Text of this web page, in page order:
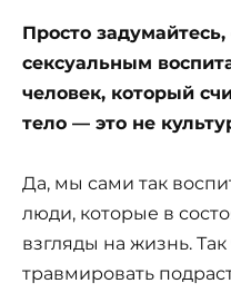
Просто
сексуальным
человек, который
тело — это не
Да, мы сами так
люди, которые в
взгляды на жизнь.
травмировать